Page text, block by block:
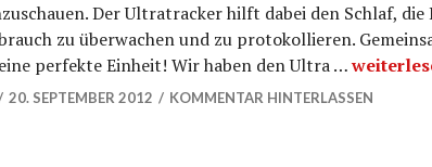
Der Ultratracker hilft dabei den Schlaf, die
zu überwachen und zu protokollieren.
perfekte Einheit! Wir haben den Ultra …fitbit
20. SEPTEMBER 2012 KOMMENTAR HINTERLASSEN